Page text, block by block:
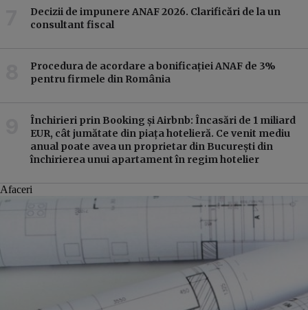
Decizii de impunere ANAF 2026. Clarificări de la un
consultant fiscal
Procedura de acordare a bonificației ANAF de 3%
pentru firmele din România
Închirieri prin Booking și Airbnb: Încasări de 1 miliard
EUR, cât jumătate din piața hotelieră. Ce venit mediu
anual poate avea un proprietar din București din
închirierea unui apartament în regim hotelier
Afaceri